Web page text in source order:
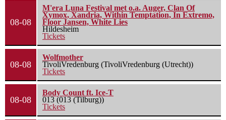
08-08
M'era Luna Festival met o.a. Auger, Clan Of
Xymox, Xandria, Within Temptation, In Extremo,
Floor Jansen, White Lies
Hildesheim
Tickets
08-08
Wolfmother
TivoliVredenburg (TivoliVredenburg (Utrecht))
Tickets
08-08
Body Count ft. Ice-T
013 (013 (Tilburg))
Tickets